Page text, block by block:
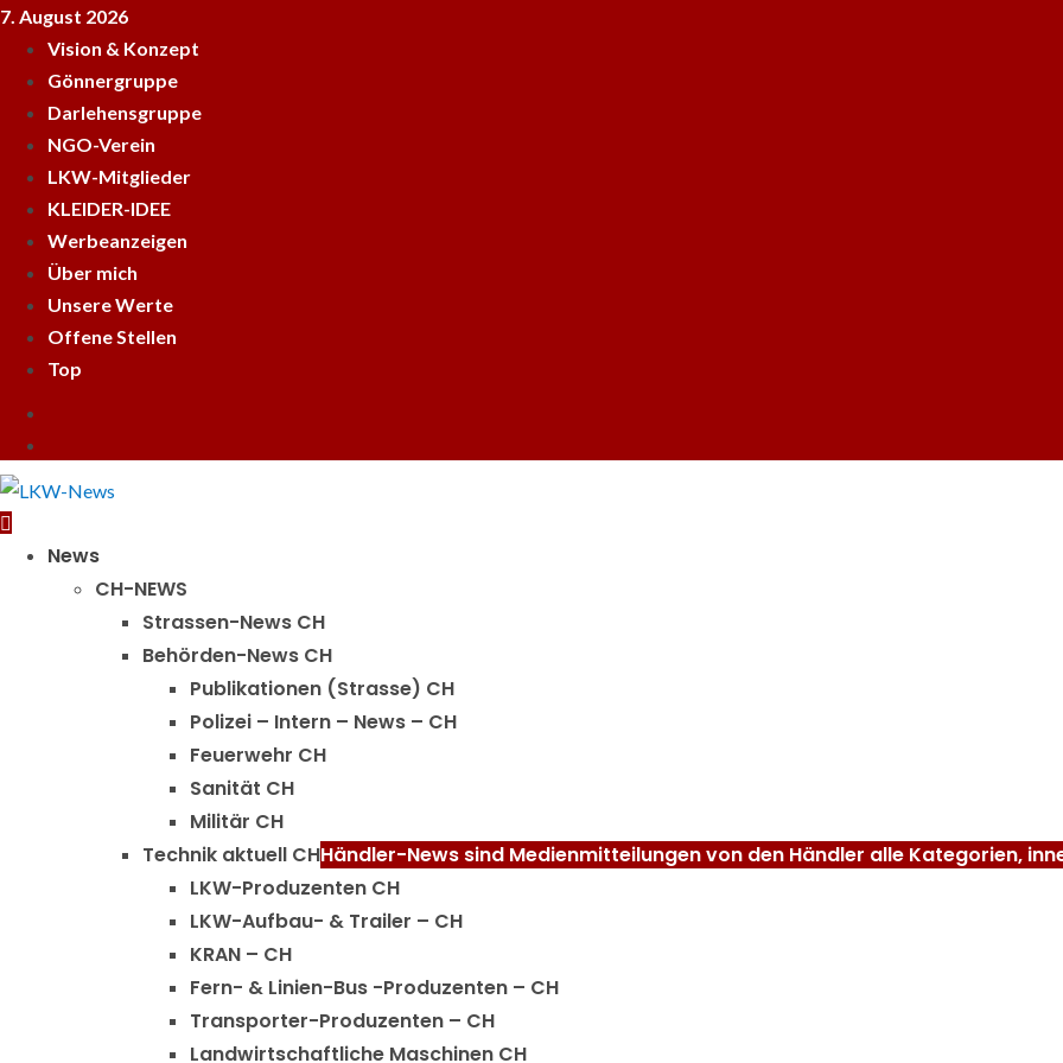
Skip
content
7. August 2026
Vision & Konzept
Gönnergruppe
Darlehensgruppe
NGO-Verein
LKW-Mitglieder
KLEIDER-IDEE
Werbeanzeigen
Über mich
Unsere Werte
Offene Stellen
Top
MenuNews
CH-NEWS
Strassen-News CH
Behörden-News CH
Publikationen (Strasse) CH
Polizei – Intern – News – CH
Feuerwehr CH
Sanität CH
Militär CH
Technik aktuell CHHändler-News sind Medienmitteilungen von den Händler alle Kategorien,
LKW-Produzenten CH
LKW-Aufbau- & Trailer – CH
KRAN – CH
Fern- & Linien-Bus -Produzenten – CH
Transporter-Produzenten – CH
Landwirtschaftliche Maschinen CH